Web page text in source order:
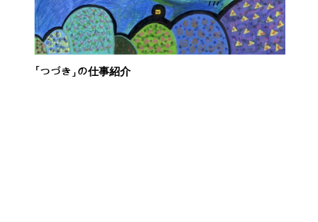
「つづき」の仕事紹介